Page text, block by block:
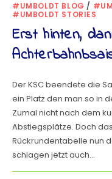
#UMBOLDT BLOG /
#UMBOLDT STORIES
Erst hinten,
Der KSC beendete die
ein Platz den man so in
Zumal nicht nach dem
Abstiegsplätze. Doch
Rückrundentabelle nun
schlagen jetzt auch…